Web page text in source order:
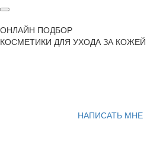
ОНЛАЙН ПОДБОР
КОСМЕТИКИ ДЛЯ УХОДА ЗА КОЖЕЙ
НАПИСАТЬ МНЕ